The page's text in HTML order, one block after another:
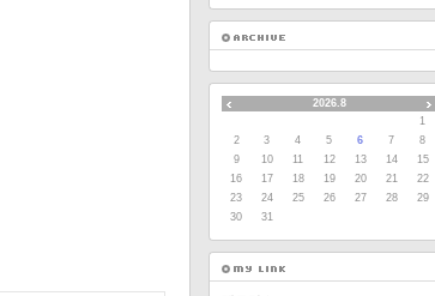
2026.8
1
2
3 4 5 6 7
8
9
10 11 12 13 14
15
16
17 18 19 20 21
22
23
24 25 26 27 28
29
30
31